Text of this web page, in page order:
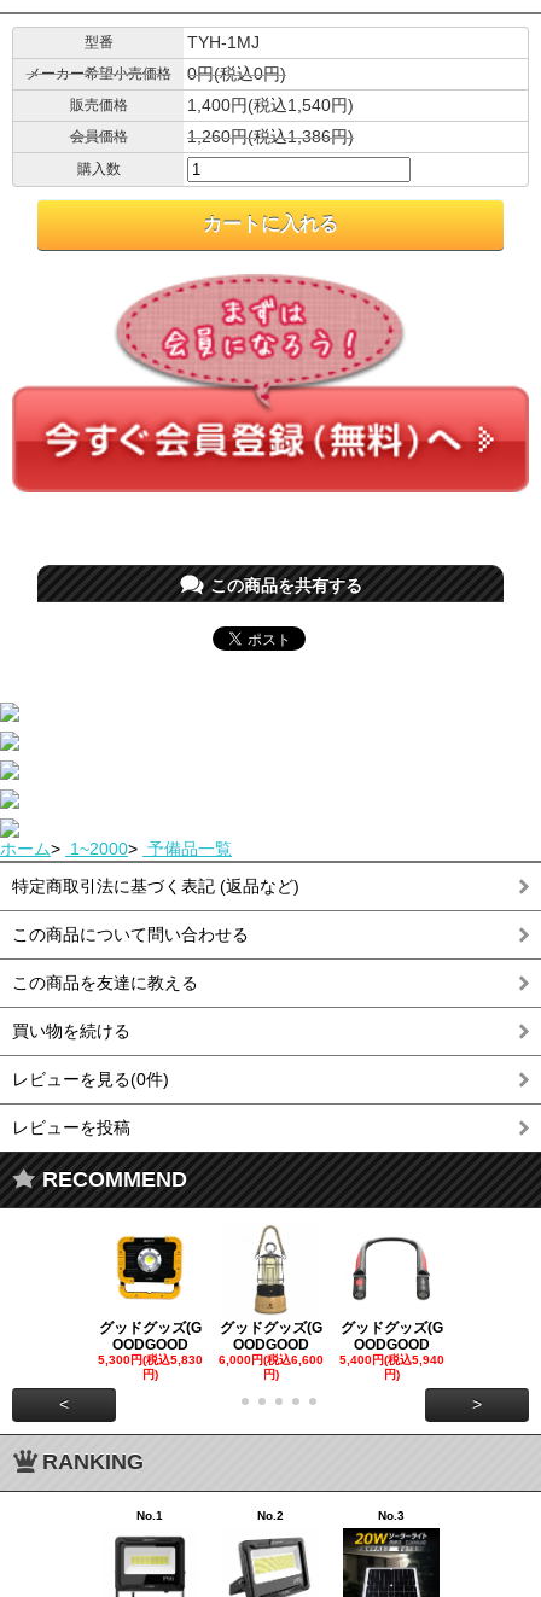
型番 TYH-1MJ
メーカー希望小売価格 0円(税込0円)
販売価格 1,400円(税込1,540円)
会員価格 1,260円(税込1,386円)
購入数
この商品を共有する
ホーム> 1~2000> 予備品一覧
特定商取引法に基づく表記 (返品など)
この商品について問い合わせる
この商品を友達に教える
買い物を続ける
レビューを見る(0件)
レビューを投稿
RECOMMEND
グッドグッズ(G
OODGOOD
5,300円(税込5,830
円)
グッドグッズ(G
OODGOOD
6,000円(税込6,600
円)
グッドグッズ(G
OODGOOD
5,400円(税込5,940
円)
< >
RANKING
No.1 No.2 No.3